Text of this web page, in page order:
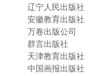
辽宁人民出版社
安徽教育出版社
万卷出版公司
群言出版社
天津教育出版社
中国画报出版社